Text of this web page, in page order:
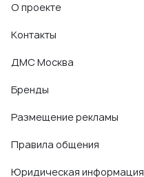
О проекте
Контакты
ДМС Москва
Бренды
Размещение рекламы
Правила общения
Юридическая информация